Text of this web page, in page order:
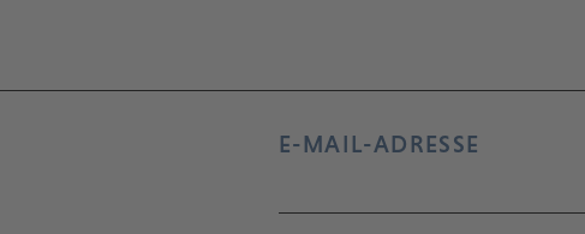
E-MAIL-ADRESSE